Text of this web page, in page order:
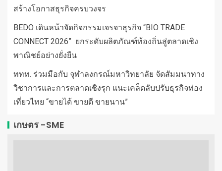
สร้างโอกาสธุรกิจครบวงจร
BEDO เดินหน้าจัดกิจกรรมเจรจาธุรกิจ “BIO TRADE
CONNECT 2026” ยกระดับผลิตภัณฑ์ท้องถิ่นสู่ตลาดเชิง
พาณิชย์อย่างยั่งยืน
ททท. ร่วมมือกับ จุฬาลงกรณ์มหาวิทยาลัย จัดสัมมนาทาง
วิชาการและการตลาดเชิงรุก แนะเคล็ดลับปรับธุรกิจท่อง
เที่ยวไทย “ขายได้ ขายดี ขายนาน”
เกษตร -SME